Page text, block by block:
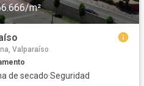
m²
Valparaíso
de secado·Seguridad